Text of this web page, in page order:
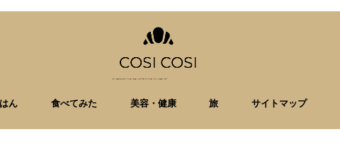
ん 食べてみた 美容・健康 旅 サイトマップ